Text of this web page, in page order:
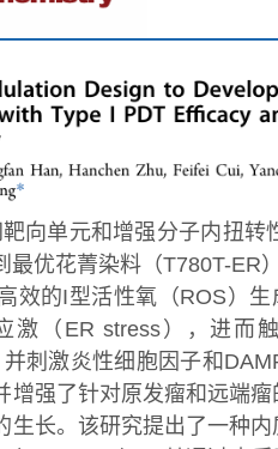
向单元和增强分子内扭
最优花菁染料（T780T-ER
效的I型活性氧（ROS）
激（ER stress），进而
刺激炎性细胞因子和
增强了针对原发瘤和远端
生长。该研究提出了一种